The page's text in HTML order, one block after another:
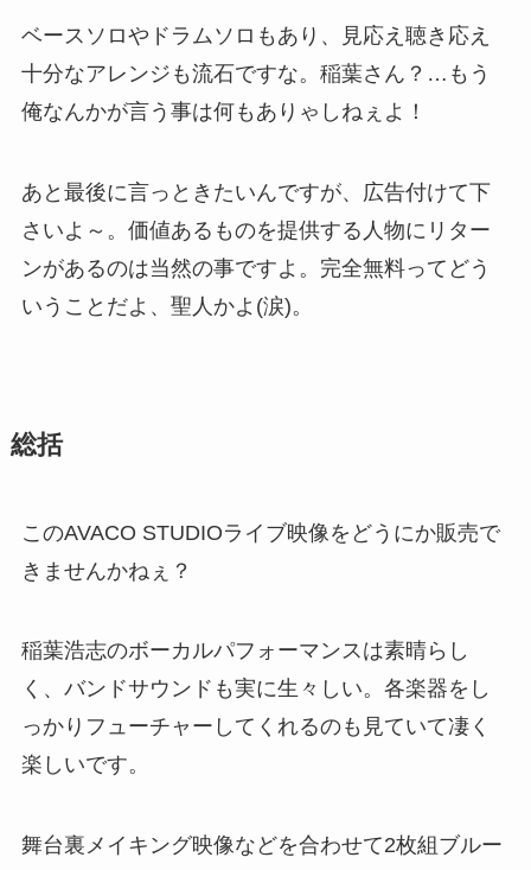
ベースソロやドラムソロもあり、見応え聴き応え
十分なアレンジも流石ですな。稲葉さん？…もう
俺なんかが言う事は何もありゃしねぇよ！
あと最後に言っときたいんですが、広告付けて下
さいよ～。価値あるものを提供する人物にリター
ンがあるのは当然の事ですよ。完全無料ってどう
いうことだよ、聖人かよ(涙)。
総括
このAVACO STUDIOライブ映像をどうにか販売で
きませんかねぇ？
稲葉浩志のボーカルパフォーマンスは素晴らし
く、バンドサウンドも実に生々しい。各楽器をし
っかりフューチャーしてくれるのも見ていて凄く
楽しいです。
舞台裏メイキング映像などを合わせて2枚組ブルー